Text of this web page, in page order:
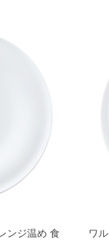
ンジ温め 食
ワ